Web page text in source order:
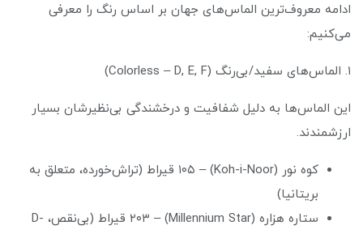
ادامه معروف‌ترین الماس‌های جهان بر اساس رنگ را معرفی
می‌کنیم:
۱. الماس‌های سفید/بی‌رنگ (Colorless – D, E, F)
این الماس‌ها به دلیل شفافیت و درخشندگی بی‌نظیرشان بسیار
ارزشمندند.
کوه نور (Koh-i-Noor) – ۱۰۵ قیراط (تراش‌خورده، متعلق به
بریتانیا)
ستاره هزاره (Millennium Star) – ۲۰۳ قیراط (بی‌نقص، D-